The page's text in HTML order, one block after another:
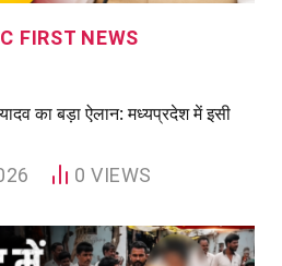
FIRST NEWS
का बड़ा ऐलान: मध्यप्रदेश में इसी
0VIEWS